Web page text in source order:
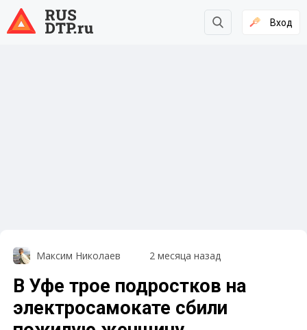
Вход
Максим Николаев 2 месяца назад
В Уфе трое подростков на
электросамокате сбили